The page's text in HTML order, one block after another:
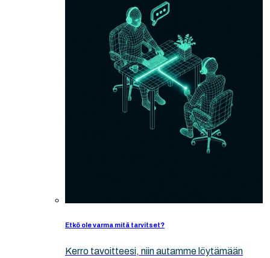
Etkö ole varma mitä tarvitset?
Kerro tavoitteesi, niin autamme löytämään